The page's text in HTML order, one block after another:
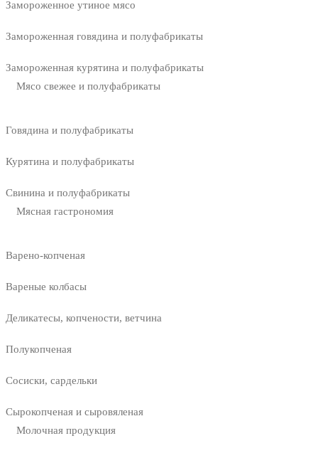
Замороженное утиное мясо
Замороженная говядина и полуфабрикаты
Замороженная курятина и полуфабрикаты
Мясо свежее и полуфабрикаты
Говядина и полуфабрикаты
Курятина и полуфабрикаты
Свинина и полуфабрикаты
Мясная гастрономия
Варено-копченая
Вареные колбасы
Деликатесы, копчености, ветчина
Полукопченая
Сосиски, сардельки
Сырокопченая и сыровяленая
Молочная продукция